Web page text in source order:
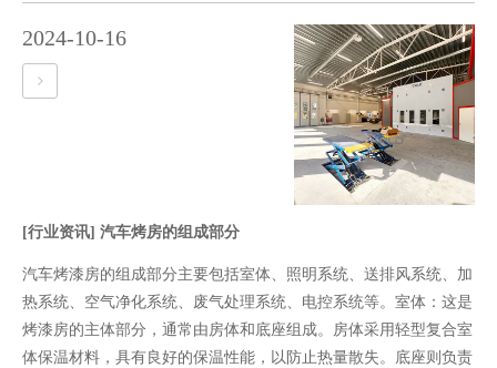
2024-10-16
[行业资讯] 汽车烤房的组成部分
汽车烤漆房的组成部分主要包括室体、照明系统、送排风系统、加
热系统、空气净化系统、废气处理系统、电控系统等。‌‌‌室体‌：这是
烤漆房的主体部分，通常由房体和底座组成。房体采用轻型复合室
体保温材料，具有良好的保温性能，以防止热量散失。底座则负责